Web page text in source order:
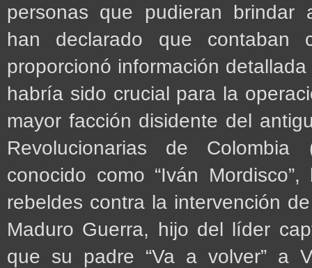
personas que pudieran brindar
han declarado que
proporcionó información
habría sido crucial para la
mayor facción disidente del
Revolucionarias de Colombia
conocido como “Iván
rebeldes contra la intervención
Maduro Guerra, hijo del líder
que su padre “Va a volver” a